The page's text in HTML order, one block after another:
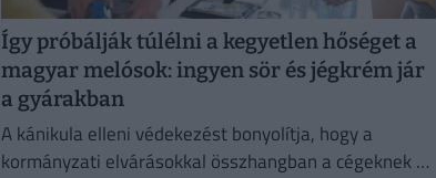
Így próbálják túlélni a kegyetlen hőséget a
magyar melósok: ingyen sör és jégkrém jár
a gyárakban
A kánikula elleni védekezést bonyolítja, hogy a
kormányzati elvárásokkal összhangban a cégeknek az